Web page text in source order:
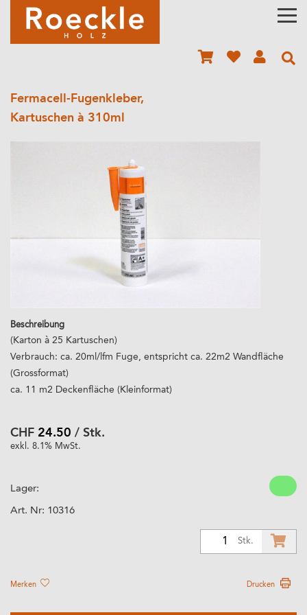
Fermacell-Fugenkleber,
Kartuschen à 310ml
Beschreibung
(Karton à 25 Kartuschen)
Verbrauch: ca. 20ml/lfm Fuge, entspricht ca. 22m2 Wandfläche
(Grossformat)
ca. 11 m2 Deckenfläche (Kleinformat)
CHF 24.50 / Stk.
exkl. 8.1% MwSt.
Lager:
Art. Nr: 10316
Stk.
Merken Drucken